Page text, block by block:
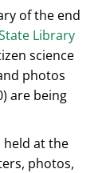
of the end
Library
science
photos
are being
held at the
photos,